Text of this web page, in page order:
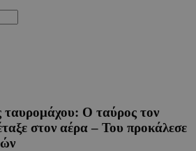
ταυρομάχου: Ο ταύρος τον
στον αέρα – Του προκάλεσε